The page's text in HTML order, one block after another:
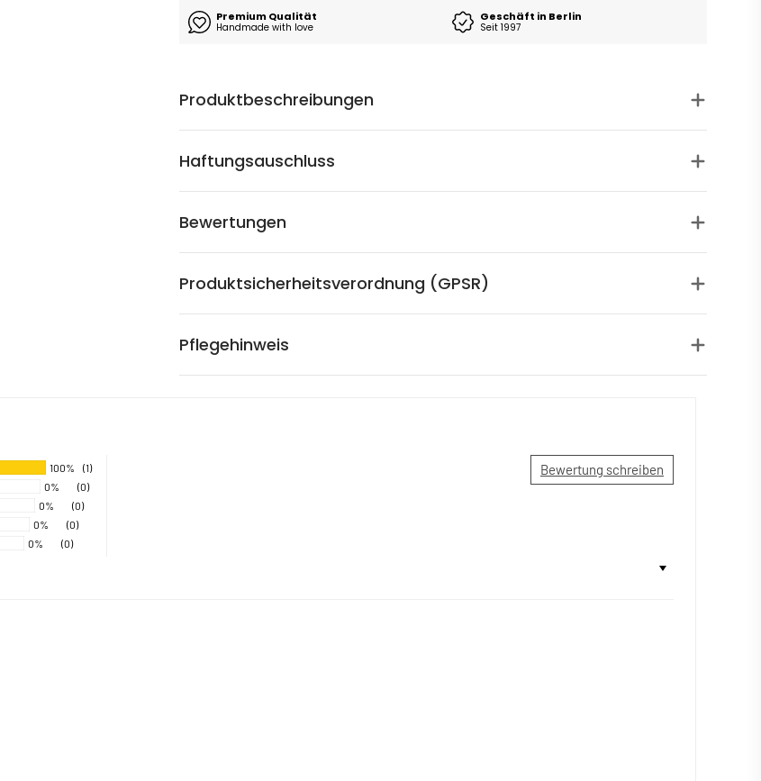
Premium Qualität
Handmade with love
Geschäft in Berlin
Seit 1997
Produktbeschreibungen
Haftungsauschluss
Bewertungen
Produktsicherheitsverordnung (GPSR)
Pflegehinweis
Bewertung schreiben
100%
(1)
0%
(0)
0%
(0)
0%
(0)
0%
(0)